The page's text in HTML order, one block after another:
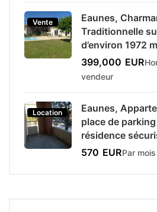
Vente
Eaunes,
Traditionnelle
d’environ 1972
399,000 EUR
vendeur
Location
Eaunes,
place de
résidence
570 EURPar